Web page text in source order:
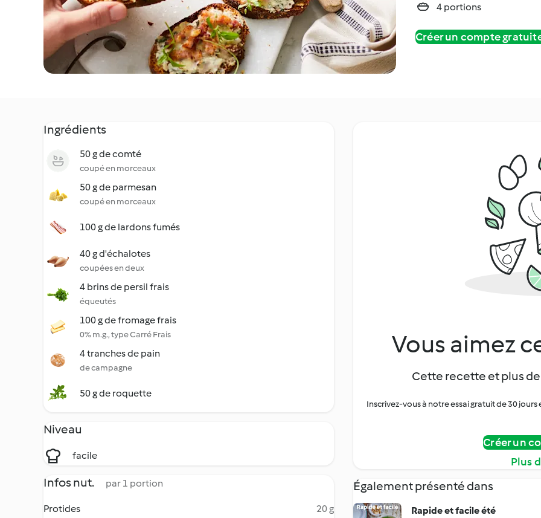
4 portions
Créer un compte
Ingrédients
50 g de comté
coupé en morceaux
50 g de parmesan
coupé en morceaux
100 g de lardons fumés
40 g d'échalotes
coupées en deux
4 brins de persil frais
équeutés
100 g de fromage frais
0% m.g., type Carré Frais
4 tranches de pain
de campagne
50 g de roquette
Niveau
facile
Infos nut. par 1 portion
Protides
20 g
Vous aimez
Cette recette et plus
Inscrivez-vous à notre essai gratuit de 30
Créer un
Plus
Également présenté dans
Rapide et facile été